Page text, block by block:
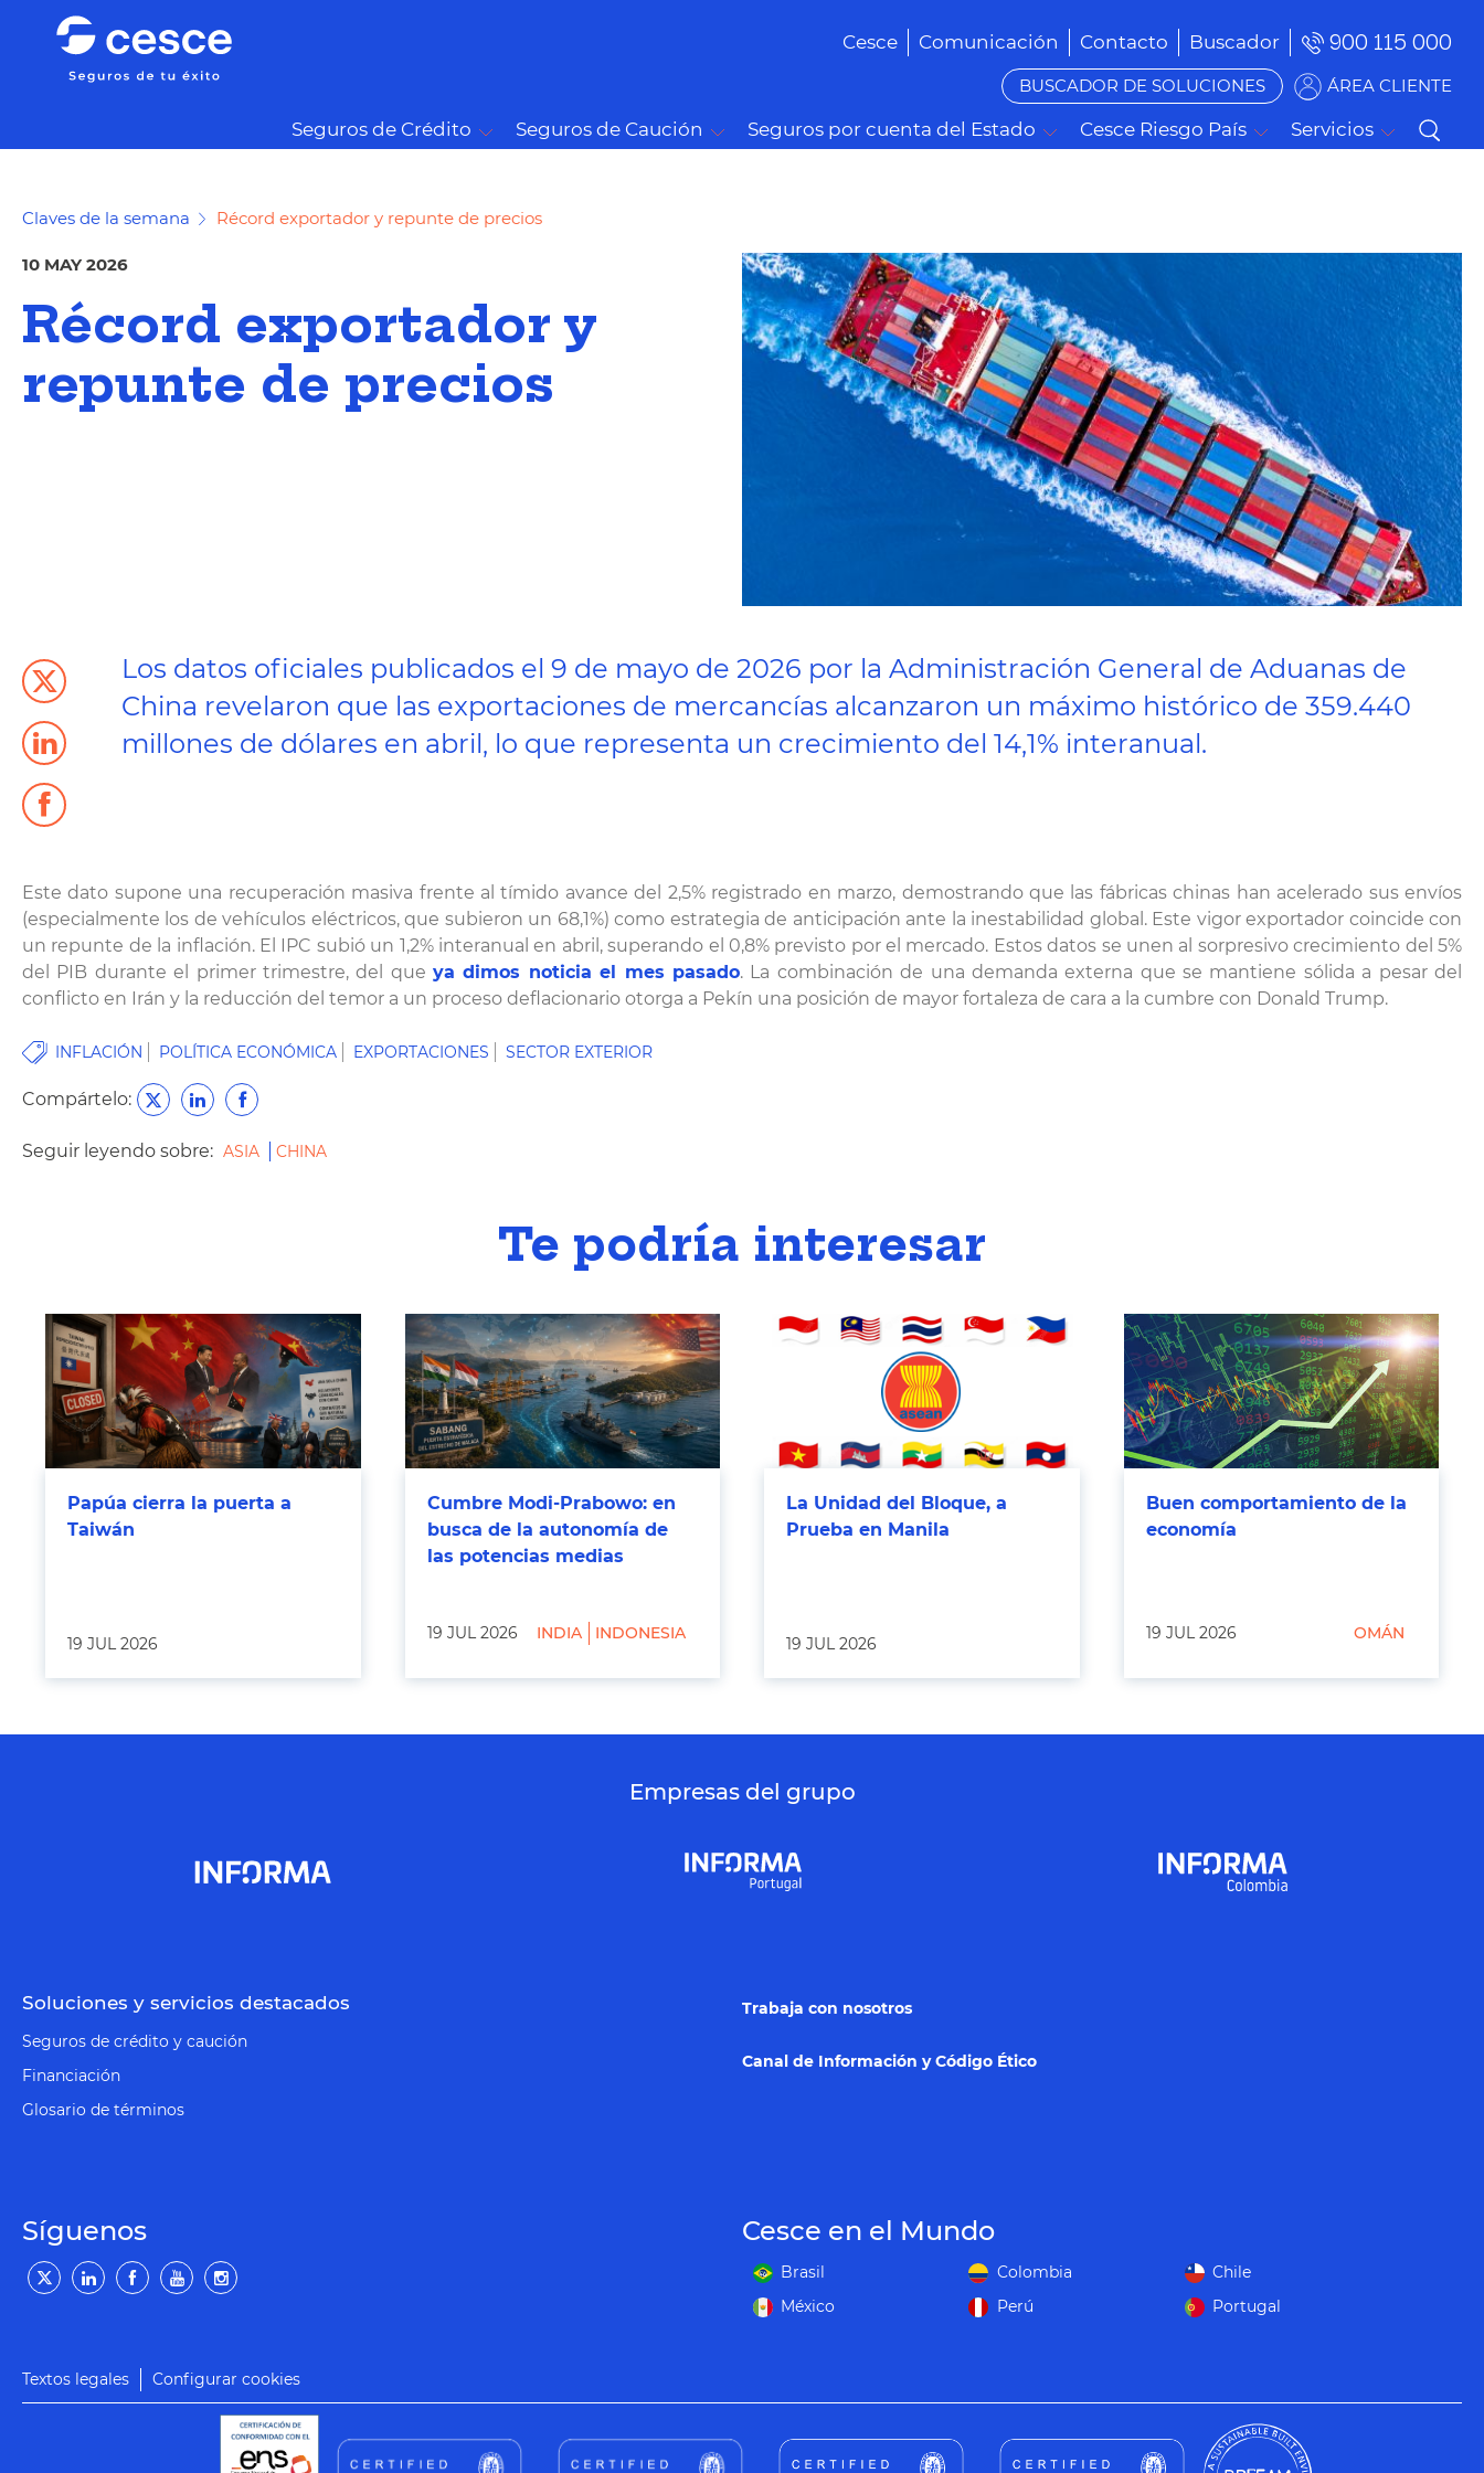
Cesce Comunicación Contacto Buscador 900 115 000
BUSCADOR DE SOLUCIONES ÁREA CLIENTE
Seguros de Crédito Seguros de Caución Seguros por cuenta del Estado Cesce Riesgo País Servicios
Claves de la semana Récord exportador y repunte de precios
10 MAY 2026
Récord exportador y
repunte de precios
Los datos oficiales publicados el 9 de mayo de 2026 por la Administración General de Aduanas de
China revelaron que las exportaciones de mercancías alcanzaron un máximo histórico de 359.440
millones de dólares en abril, lo que representa un crecimiento del 14,1% interanual.
Este dato supone una recuperación masiva frente al tímido avance del 2,5% registrado en marzo, demostrando que las fábricas chinas han acelerado sus envíos
(especialmente los de vehículos eléctricos, que subieron un 68,1%) como estrategia de anticipación ante la inestabilidad global. Este vigor exportador coincide con
un repunte de la inflación. El IPC subió un 1,2% interanual en abril, superando el 0,8% previsto por el mercado. Estos datos se unen al sorpresivo crecimiento del 5%
del PIB durante el primer trimestre, del queya dimos noticia el mes pasado. La combinación de una demanda externa que se mantiene sólida a pesar del
conflicto en Irán y la reducción del temor a un proceso deflacionario otorga a Pekín una posición de mayor fortaleza de cara a la cumbre con Donald Trump.
INFLACIÓN POLÍTICA ECONÓMICA EXPORTACIONES SECTOR EXTERIOR
Compártelo:
Seguir leyendo sobre: ASIA CHINA
Te podría interesar
Papúa cierra la puerta a
Taiwán
19 JUL 2026
Cumbre Modi-Prabowo: en
busca de la autonomía de
las potencias medias
19 JUL 2026 INDIA INDONESIA
La Unidad del Bloque, a
Prueba en Manila
19 JUL 2026
Buen comportamiento de la
economía
19 JUL 2026 OMÁN
Empresas del grupo
Soluciones y servicios destacados
Seguros de crédito y caución
Financiación
Glosario de términos
Trabaja con nosotros
Canal de Información y Código Ético
Síguenos Cesce en el Mundo
Brasil Colombia
Chile
México
Perú Portugal
Textos legales Configurar cookies